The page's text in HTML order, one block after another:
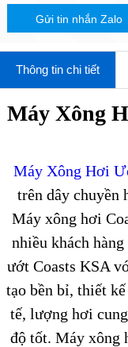
Gửi tin nhắn Zalo
Thông tin chi tiết
Máy Xông
Máy Xông Hơi
trên dây chuyền
Máy xông hơi
nhiều khách
ướt Coasts KSA
tạo bền bỉ, thiết
tế, lượng hơi
độ tốt. Máy xông